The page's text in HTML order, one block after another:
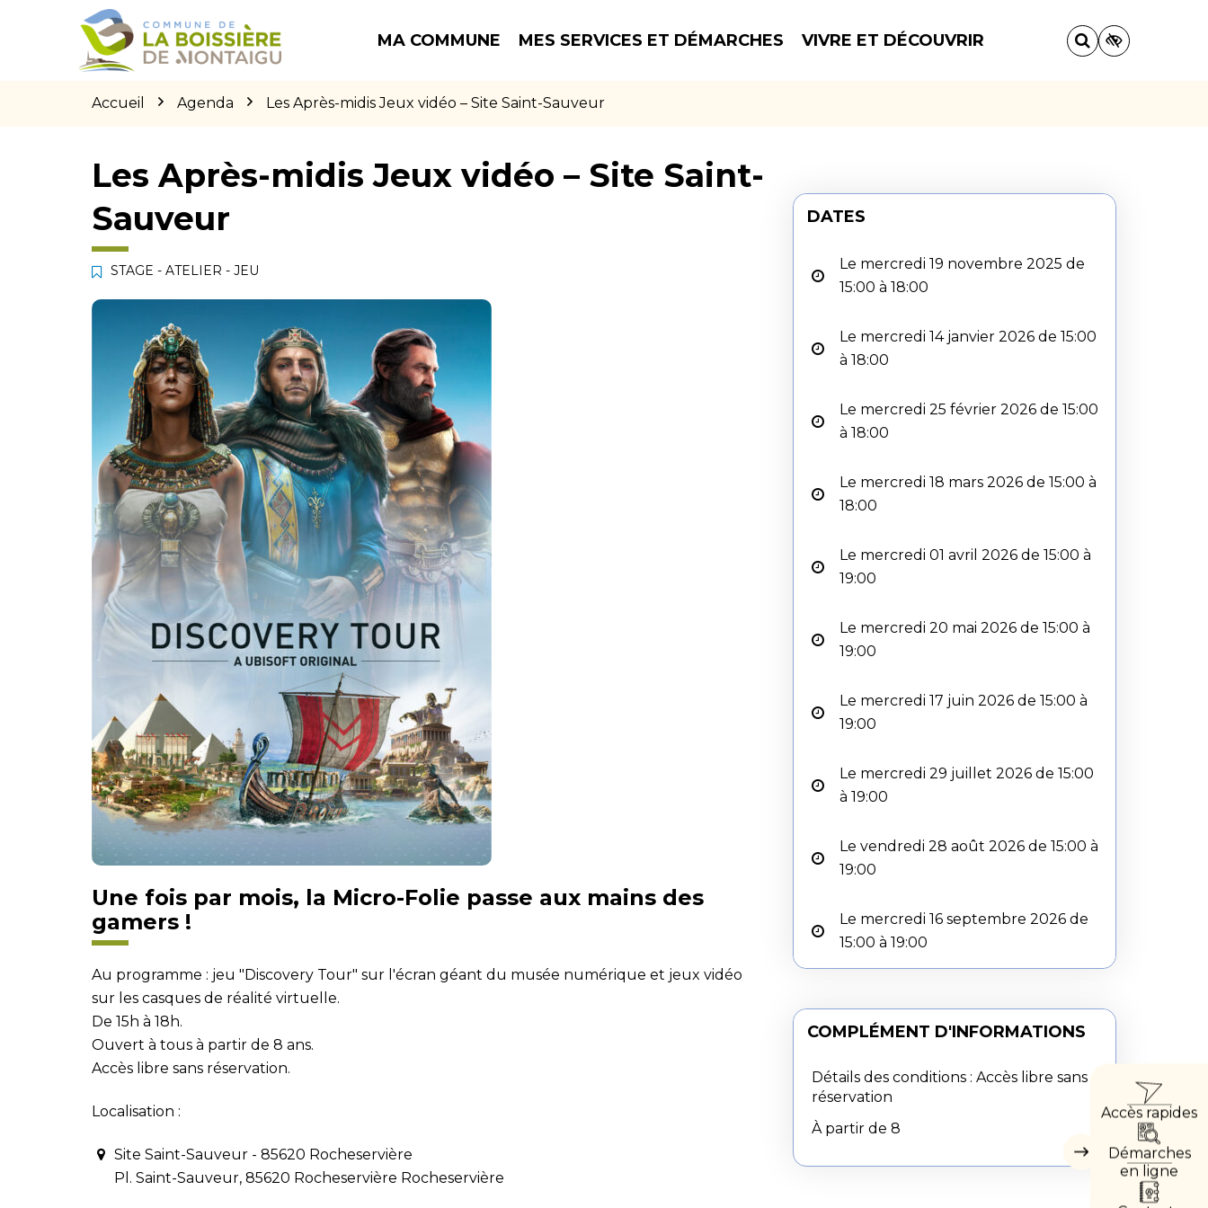
Gestion des traceurs
MA COMMUNE MES SERVICES ET DÉMARCHES VIVRE ET DÉCOUVRIR
Accueil Agenda Les Après-midis Jeux vidéo – Site Saint-Sauveur
Masquer
Accès rapides
Démarches
en ligne
Les Après-midis Jeux vidéo – Site Saint-
Sauveur
STAGE - ATELIER - JEU
Une fois par mois, la Micro-Folie passe aux mains des
gamers !
Au programme : jeu "Discovery Tour" sur l'écran géant du musée numérique et jeux vidéo
sur les casques de réalité virtuelle.
De 15h à 18h.
Ouvert à tous à partir de 8 ans.
Accès libre sans réservation.
Localisation :
Site Saint-Sauveur - 85620 Rocheservière
Pl. Saint-Sauveur, 85620 Rocheservière Rocheservière
DATES
Le mercredi 19 novembre 2025 de
15:00 à 18:00
Le mercredi 14 janvier 2026 de 15:00
à 18:00
Le mercredi 25 février 2026 de 15:00
à 18:00
Le mercredi 18 mars 2026 de 15:00 à
18:00
Le mercredi 01 avril 2026 de 15:00 à
19:00
Le mercredi 20 mai 2026 de 15:00 à
19:00
Le mercredi 17 juin 2026 de 15:00 à
19:00
Le mercredi 29 juillet 2026 de 15:00
à 19:00
Le vendredi 28 août 2026 de 15:00 à
19:00
Le mercredi 16 septembre 2026 de
15:00 à 19:00
COMPLÉMENT D'INFORMATIONS
Détails des conditions : Accès libre sans
réservation
À partir de 8